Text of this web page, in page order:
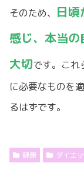
そのため、 日頃
感じ、本当
大切です。これ
に必要なものを
るはずです。
健康 ダイエ